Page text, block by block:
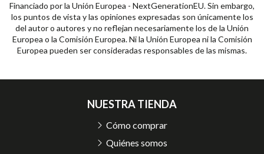
Financiado por la Unión Europea - NextGenerationEU. Sin embargo,
los puntos de vista y las opiniones expresadas son únicamente los
del autor o autores y no reflejan necesariamente los de la Unión
Europea o la Comisión Europea. Ni la Unión Europea ni la Comisión
Europea pueden ser consideradas responsables de las mismas.
NUESTRA TIENDA
Cómo comprar
Quiénes somos